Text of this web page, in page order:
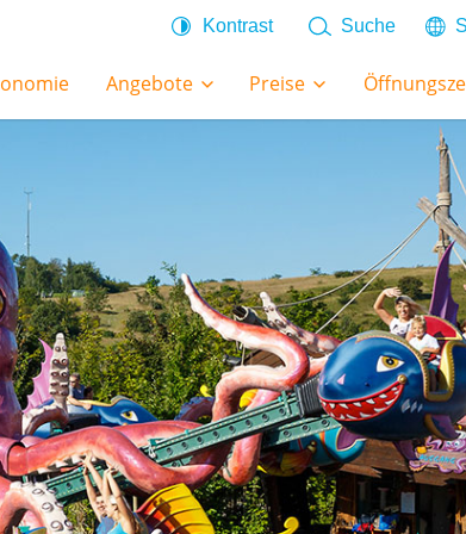
Kontrast Suche
Angebote Preise